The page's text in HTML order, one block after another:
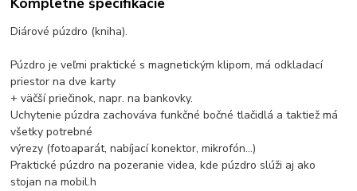
Diárové púzdro (kniha).
Púzdro je veľmi praktické s magnetickým klipom, má odkladací
priestor na dve karty
+ väčší priečinok, napr. na bankovky.
Uchytenie púzdra zachováva funkčné bočné tlačidlá a taktiež má
všetky potrebné
výrezy (fotoaparát, nabíjací konektor, mikrofón...)
Praktické púzdro na pozeranie videa, kde púzdro slúži aj ako
stojan na mobil.h